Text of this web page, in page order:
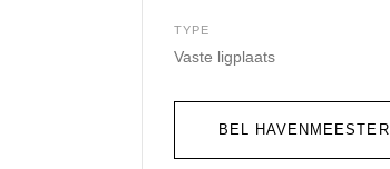
TYPE
Vaste ligplaats
BEL HAVENMEESTER